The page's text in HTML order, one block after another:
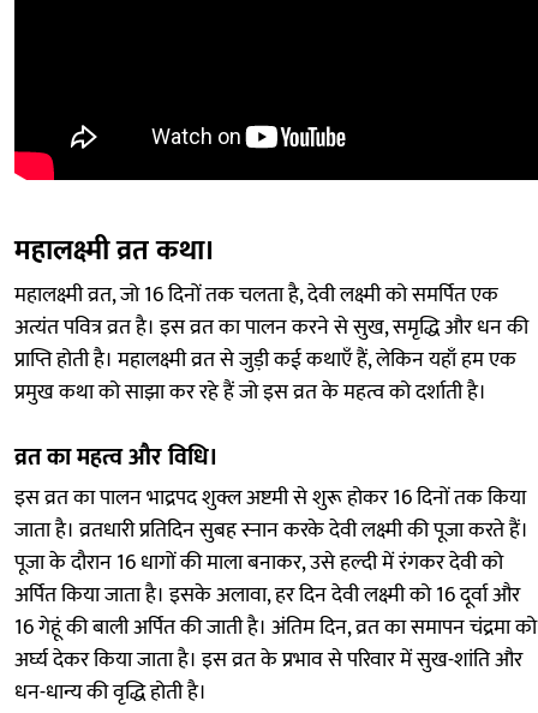
महालक्ष्मी व्रत कथा।
महालक्ष्मी व्रत, जो 16 दिनों तक चलता है, देवी लक्ष्मी को समर्पित एक
अत्यंत पवित्र व्रत है। इस व्रत का पालन करने से सुख, समृद्धि और धन की
प्राप्ति होती है। महालक्ष्मी व्रत से जुड़ी कई कथाएँ हैं, लेकिन यहाँ हम एक
प्रमुख कथा को साझा कर रहे हैं जो इस व्रत के महत्व को दर्शाती है।
व्रत का महत्व और विधि।
इस व्रत का पालन भाद्रपद शुक्ल अष्टमी से शुरू होकर 16 दिनों तक किया
जाता है। व्रतधारी प्रतिदिन सुबह स्नान करके देवी लक्ष्मी की पूजा करते हैं।
पूजा के दौरान 16 धागों की माला बनाकर, उसे हल्दी में रंगकर देवी को
अर्पित किया जाता है। इसके अलावा, हर दिन देवी लक्ष्मी को 16 दूर्वा और
16 गेहूं की बाली अर्पित की जाती है। अंतिम दिन, व्रत का समापन चंद्रमा को
अर्घ्य देकर किया जाता है। इस व्रत के प्रभाव से परिवार में सुख-शांति और
धन-धान्य की वृद्धि होती है।